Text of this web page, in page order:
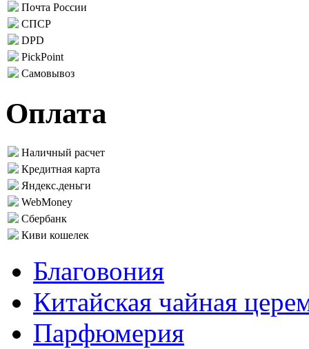
Почта России
СПСР
DPD
PickPoint
Самовывоз
Оплата
Наличный расчет
Кредитная карта
Яндекс.деньги
WebMoney
Сбербанк
Киви кошелек
Благовония
Китайская чайная
Парфюмерия